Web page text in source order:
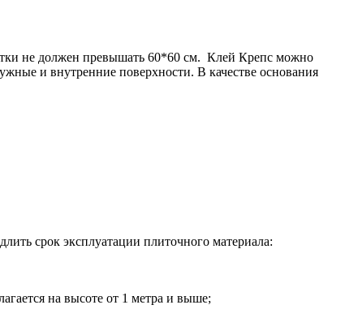
не должен превышать 60*60 см. Клей Крепс можно
и внутренние поверхности. В качестве основания
срок эксплуатации плиточного материала:
на высоте от 1 метра и выше;